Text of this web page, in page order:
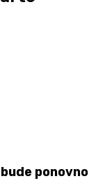
ponovno